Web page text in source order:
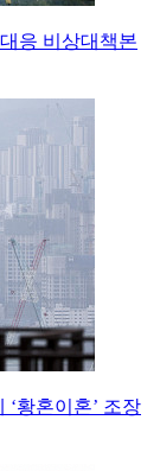
응 비상대책본
‘황혼이혼’ 조장